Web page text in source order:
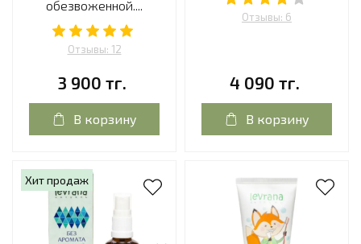
обезвоженной....
Отзывы: 12
3 900 тг.
В корзину
Отзывы: 6
4 090 тг.
В корзину
Хит продаж